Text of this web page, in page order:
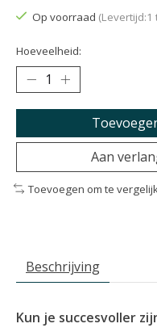
Op voorraad (Levertijd:1
Hoeveelheid:
Aan
Toevoegen om te
Beschrijving
Kun je succesvoller